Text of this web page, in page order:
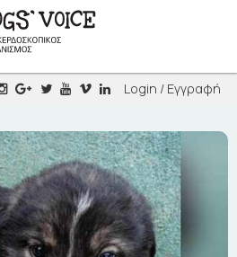
Login / Εγγραφή